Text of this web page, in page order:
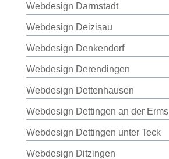
Webdesign Darmstadt
Webdesign Deizisau
Webdesign Denkendorf
Webdesign Derendingen
Webdesign Dettenhausen
Webdesign Dettingen an der Erms
Webdesign Dettingen unter Teck
Webdesign Ditzingen